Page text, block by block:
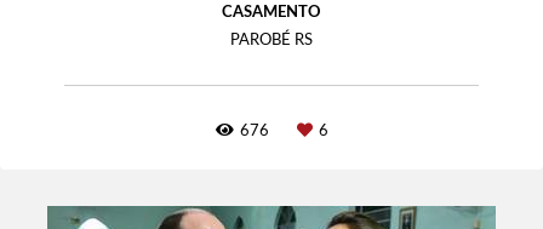
CASAMENTO
PAROBÉ RS
676 6